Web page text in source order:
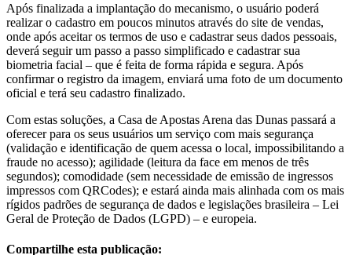
Após finalizada a implantação do mecanismo, o usuário poderá
realizar o cadastro em poucos minutos através do site de vendas,
onde após aceitar os termos de uso e cadastrar seus dados pessoais,
deverá seguir um passo a passo simplificado e cadastrar sua
biometria facial – que é feita de forma rápida e segura. Após
confirmar o registro da imagem, enviará uma foto de um documento
oficial e terá seu cadastro finalizado.
Com estas soluções, a Casa de Apostas Arena das Dunas passará a
oferecer para os seus usuários um serviço com mais segurança
(validação e identificação de quem acessa o local, impossibilitando a
fraude no acesso); agilidade (leitura da face em menos de três
segundos); comodidade (sem necessidade de emissão de ingressos
impressos com QRCodes); e estará ainda mais alinhada com os mais
rígidos padrões de segurança de dados e legislações brasileira – Lei
Geral de Proteção de Dados (LGPD) – e europeia.
Compartilhe esta publicação: